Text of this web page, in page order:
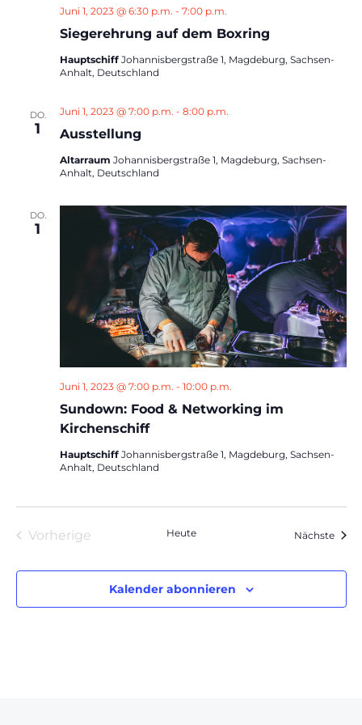
Siegerehrung auf dem Boxring
Juni 1, 2023 @ 6:30 p.m. - 7:00 p.m.
Hauptschiff Johannisbergstraße 1, Magdeburg, Sachsen-
Anhalt, Deutschland
DO.
1 Ausstellung
Juni 1, 2023 @ 7:00 p.m. - 8:00 p.m.
Altarraum Johannisbergstraße 1, Magdeburg, Sachsen-
Anhalt, Deutschland
DO.
1
Sundown: Food & Networking im
Kirchenschiff
Juni 1, 2023 @ 7:00 p.m. - 10:00 p.m.
Hauptschiff Johannisbergstraße 1, Magdeburg, Sachsen-
Anhalt, Deutschland
Vorherige
Heute Nächste
Kalender abonnieren